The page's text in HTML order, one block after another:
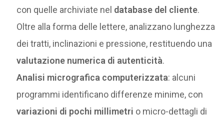
con quelle archiviate nel database del cliente.
Oltre alla forma delle lettere, analizzano lunghezza
dei tratti, inclinazioni e pressione, restituendo una
valutazione numerica di autenticità.
Analisi micrografica computerizzata: alcuni
programmi identificano differenze minime, con
variazioni di pochi millimetri o micro-dettagli di